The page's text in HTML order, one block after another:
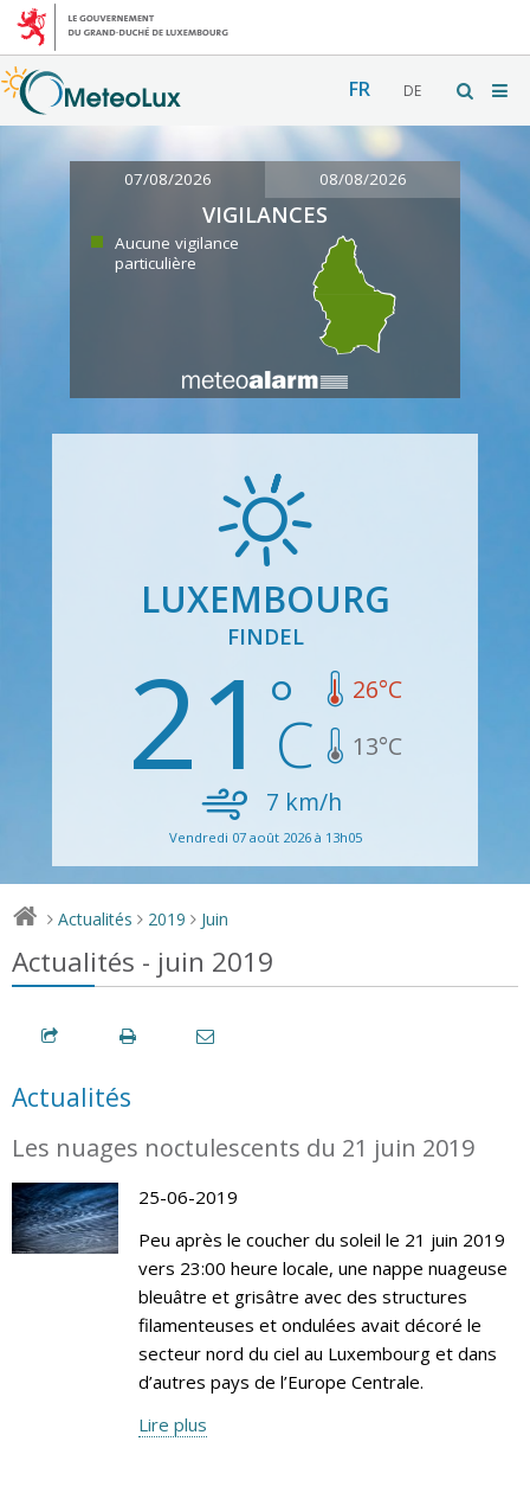
FR DE
07/08/2026 08/08/2026
VIGILANCES
Aucune vigilance
particulière
LUXEMBOURG
FINDEL
21 26°C
13°C
7 km/h
Vendredi 07 août 2026 à 13h05
> Actualités > 2019 > Juin
Actualités - juin 2019
Actualités
Les nuages noctulescents du 21 juin 2019
25-06-2019
Peu après le coucher du soleil le 21 juin 2019
vers 23:00 heure locale, une nappe nuageuse
bleuâtre et grisâtre avec des structures
filamenteuses et ondulées avait décoré le
secteur nord du ciel au Luxembourg et dans
d’autres pays de l’Europe Centrale.
Lire plus